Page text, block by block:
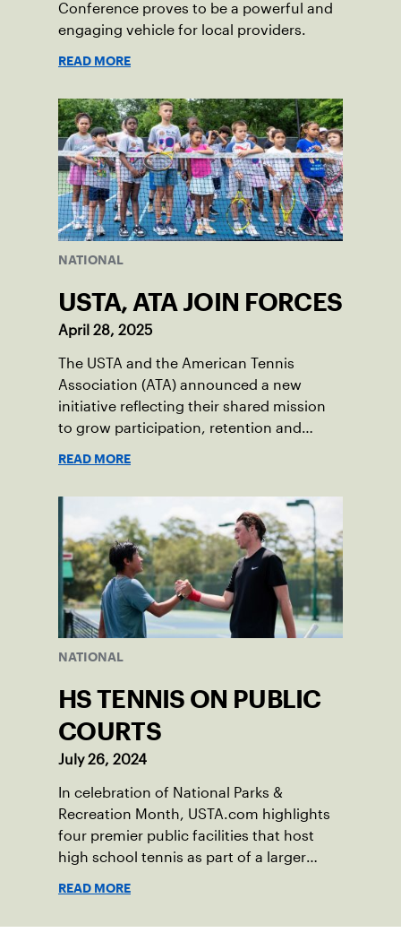
Conference proves to be a powerful and
engaging vehicle for local providers.
READ MORE
NATIONAL
USTA, ATA JOIN FORCES
April 28, 2025
The USTA and the American Tennis
Association (ATA) announced a new
initiative reflecting their shared mission
to grow participation, retention and
READ MORE
NATIONAL
HS TENNIS ON PUBLIC
COURTS
July 26, 2024
In celebration of National Parks &
Recreation Month, USTA.com highlights
four premier public facilities that host
high school tennis as part of a larger
READ MORE